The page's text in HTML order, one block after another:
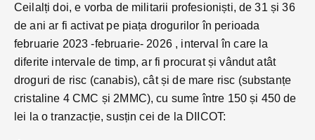
Ceilalți doi, e vorba de militarii profesioniști, de 31 și 36
de ani ar fi activat pe piața drogurilor în perioada
februarie 2023 -februarie- 2026 , interval în care la
diferite intervale de timp, ar fi procurat și vândut atât
droguri de risc (canabis), cât și de mare risc (substanțe
cristaline 4 CMC și 2MMC), cu sume între 150 și 450 de
lei la o tranzacție, susțin cei de la DIICOT: